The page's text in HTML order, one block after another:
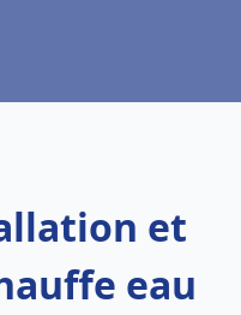
et
eau